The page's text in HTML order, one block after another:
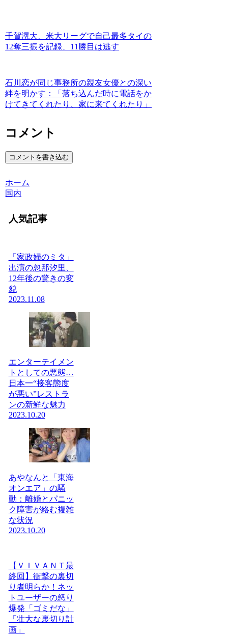
千賀滉大、米大リーグで自己最多タイの
12奪三振を記録、11勝目は逃す
石川恋が同じ事務所の親友女優との深い
絆を明かす：「落ち込んだ時に電話をか
けてきてくれたり、家に来てくれたり」
コメント
コメントを書き込む
ホーム
国内
人気記事
「家政婦のミタ」
出演の忽那汐里、
12年後の驚きの変
貌
2023.11.08
エンターテイメン
トとしての悪態…
日本一“接客態度
が悪い”レストラ
ンの新鮮な魅力
2023.10.20
あやなんと「東海
オンエア」の騒
動：離婚とパニッ
ク障害が絡む複雑
な状況
2023.10.20
【ＶＩＶＡＮＴ最
終回】衝撃の裏切
り者明らか！ネッ
トユーザーの怒り
爆発「ゴミだな」
「壮大な裏切り計
画」